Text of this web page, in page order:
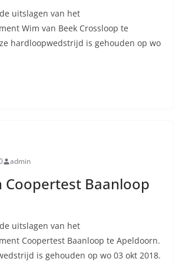
uitslagen van het
Wim van Beek Crossloop te
hardloopwedstrijd is gehouden op wo
admin
Coopertest Baanloop
uitslagen van het
Coopertest Baanloop te Apeldoorn.
is gehouden op wo 03 okt 2018.